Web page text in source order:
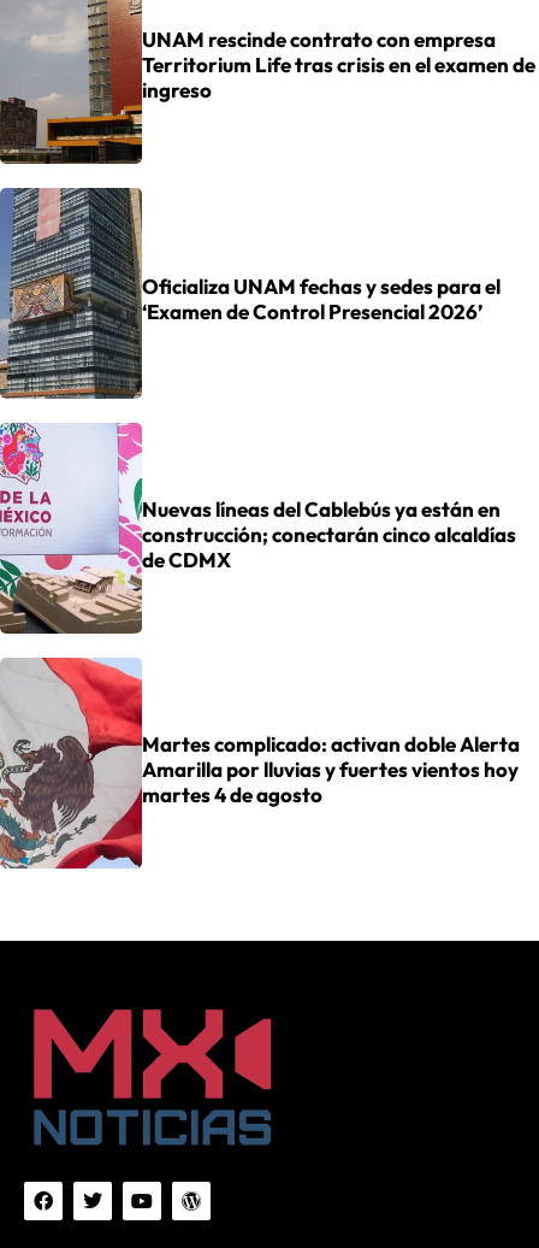
UNAM rescinde contrato con empresa
Territorium Life tras crisis en el examen de
ingreso
Oficializa UNAM fechas y sedes para el
‘Examen de Control Presencial 2026’
Nuevas líneas del Cablebús ya están en
construcción; conectarán cinco alcaldías
de CDMX
Martes complicado: activan doble Alerta
Amarilla por lluvias y fuertes vientos hoy
martes 4 de agosto